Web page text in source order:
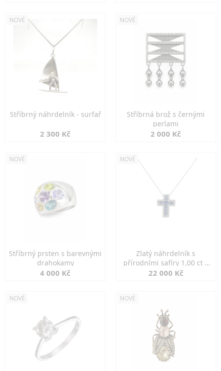
NOVÉ
Stříbrný náhrdelník - surfař
2 300 Kč
NOVÉ
Stříbrná brož s černými
perlami
2 000 Kč
NOVÉ
Stříbrný prsten s barevnými
drahokamy
4 000 Kč
NOVÉ
Zlatý náhrdelník s
přírodními safíry 1,00 ct a
diamanty
22 000 Kč
NOVÉ NOVÉ